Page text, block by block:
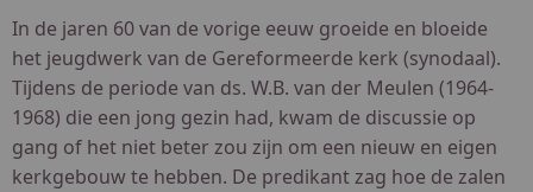
In de jaren 60 van de vorige eeuw groeide en bloeide
het jeugdwerk van de Gereformeerde kerk (synodaal).
Tijdens de periode van ds. W.B. van der Meulen (1964-
1968) die een jong gezin had, kwam de discussie op
gang of het niet beter zou zijn om een nieuw en eigen
kerkgebouw te hebben. De predikant zag hoe de zalen